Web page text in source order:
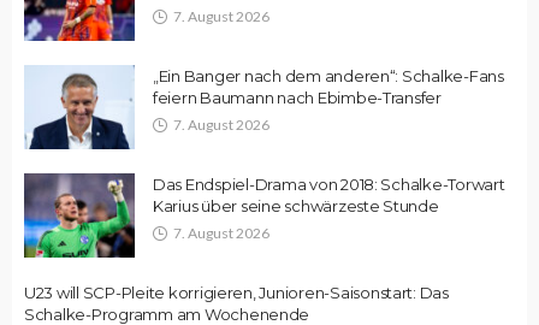
7. August 2026
„Ein Banger nach dem anderen“: Schalke-Fans
feiern Baumann nach Ebimbe-Transfer
7. August 2026
Das Endspiel-Drama von 2018: Schalke-Torwart
Karius über seine schwärzeste Stunde
7. August 2026
U23 will SCP-Pleite korrigieren, Junioren-Saisonstart: Das
Schalke-Programm am Wochenende